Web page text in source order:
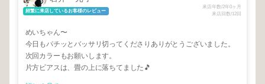
頻繁に来店しているお客様のレビュー
来店年数/2年0ヶ月
来店回数/12回
めいちゃん〜
今日もパチッとバッサリ切ってくださりありがとうございました。
次回カラーもお願いします。
片方ビアスは、畳の上に落ちてました🎵